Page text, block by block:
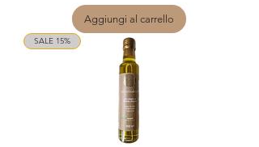
€
p
e
r
1
0
0
M
i
l
l
Aggiungi al carrello
SALE 15%